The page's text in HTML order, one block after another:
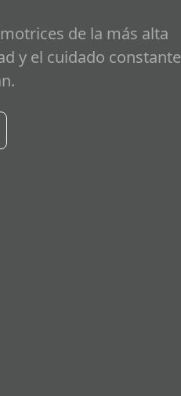
de la más alta
y el cuidado constante